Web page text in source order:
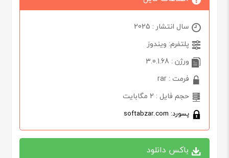
سال انتشار : 2025
پلتفرم: ویندوز
ورژن : 3.0.1.68
فرمت : rar
حجم فایل : 2 مگابایت
پسورد: softabzar.com
باکس دانلود